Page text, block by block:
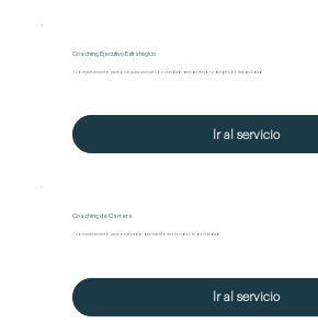
Coaching Ejecutivo Estratégico
Acompañamiento personal para pensar con claridad, decidir mejor y dirigir con tranquilidad
Ir al servicio
Coaching de Carrera
Acompañamiento personalizado que transforma tu vida y te da claridad
Ir al servicio